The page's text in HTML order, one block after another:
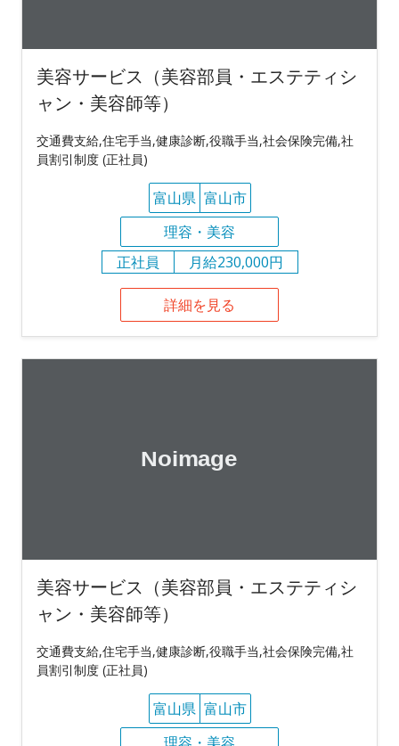
美容サービス（美容部員・エステティシ
ャン・美容師等）
交通費支給,住宅手当,健康診断,役職手当,社会保険完備,社
員割引制度 (正社員)
富山県 富山市
理容・美容
正社員
月給230,000円
詳細を見る
美容サービス（美容部員・エステティシ
ャン・美容師等）
交通費支給,住宅手当,健康診断,役職手当,社会保険完備,社
員割引制度 (正社員)
富山県 富山市